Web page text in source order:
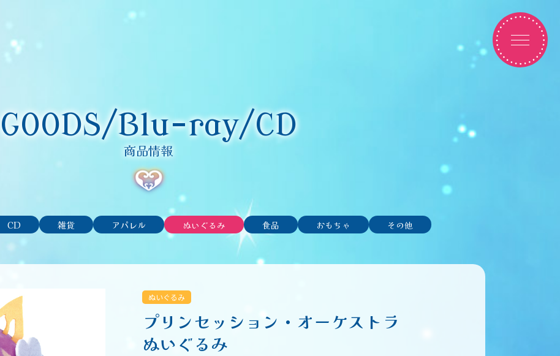
GOODS/Blu-ray/CD
商品情報
CD 雑貨 アパレル ぬいぐるみ 食品 おもちゃ その他
ぬいぐるみ
プリンセッション・オーケストラ
ぬいぐるみ